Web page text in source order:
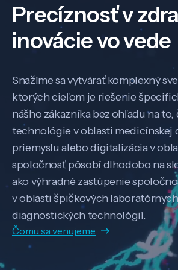
Precíznosť v
inovácie vo vede
Snažíme sa vytvárať komplexný
ktorých cieľom je riešenie
nášho zákazníka bez ohľadu na to,
technológie v oblasti medicínskej
priemyslu alebo digitalizácia v
spoločnosť pôsobí dlhodobo na
ako výhradné zastúpenie
v oblasti špičkových
diagnostických technológií.
Čomu sa venujeme